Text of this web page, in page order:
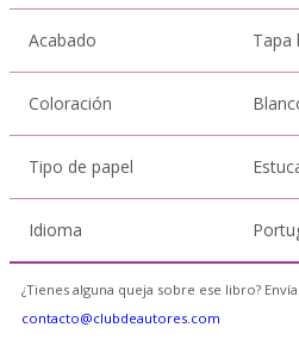
Acabado Tapa
Coloración
Tipo de papel
Idioma
¿Tienes alguna queja sobre ese libro?
contacto@clubdeautores.com